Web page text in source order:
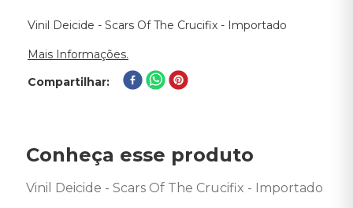
Vinil Deicide - Scars Of The Crucifix - Importado
Mais Informações.
Compartilhar
Conheça esse produto
Vinil Deicide - Scars Of The Crucifix - Importado